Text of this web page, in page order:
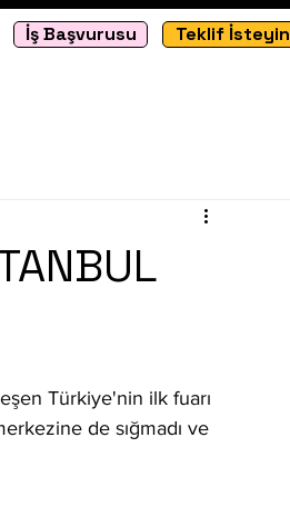
İş Başvurusu Teklif İsteyin
Türkiye'nin ilk fuarı
de sığmadı ve